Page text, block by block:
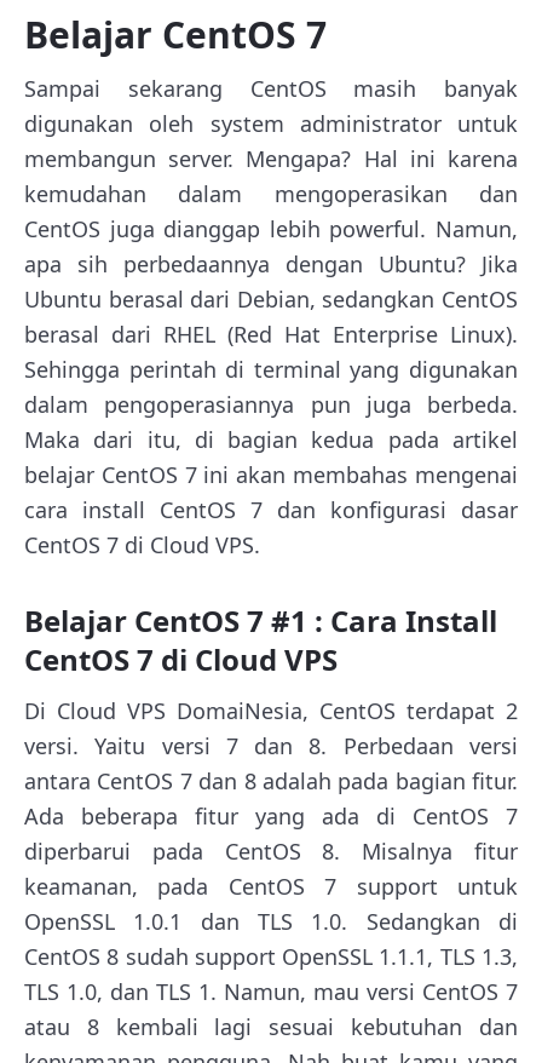
Belajar CentOS 7
Sampai sekarang CentOS masih banyak
digunakan oleh system administrator untuk
membangun server. Mengapa? Hal ini karena
kemudahan dalam mengoperasikan dan
CentOS juga dianggap lebih powerful. Namun,
apa sih perbedaannya dengan Ubuntu? Jika
Ubuntu berasal dari Debian, sedangkan CentOS
berasal dari RHEL (Red Hat Enterprise Linux).
Sehingga perintah di terminal yang digunakan
dalam pengoperasiannya pun juga berbeda.
Maka dari itu, di bagian kedua pada artikel
belajar CentOS 7 ini akan membahas mengenai
cara install CentOS 7 dan konfigurasi dasar
CentOS 7 di Cloud VPS.
Belajar CentOS 7 #1 : Cara Install
CentOS 7 di Cloud VPS
Di Cloud VPS DomaiNesia, CentOS terdapat 2
versi. Yaitu versi 7 dan 8. Perbedaan versi
antara CentOS 7 dan 8 adalah pada bagian fitur.
Ada beberapa fitur yang ada di CentOS 7
diperbarui pada CentOS 8. Misalnya fitur
keamanan, pada CentOS 7 support untuk
OpenSSL 1.0.1 dan TLS 1.0. Sedangkan di
CentOS 8 sudah support OpenSSL 1.1.1, TLS 1.3,
TLS 1.0, dan TLS 1. Namun, mau versi CentOS 7
atau 8 kembali lagi sesuai kebutuhan dan